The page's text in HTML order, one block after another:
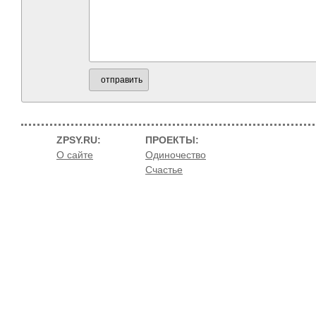
отправить
ZPSY.RU:
О сайте
ПРОЕКТЫ:
Одиночество
Счастье